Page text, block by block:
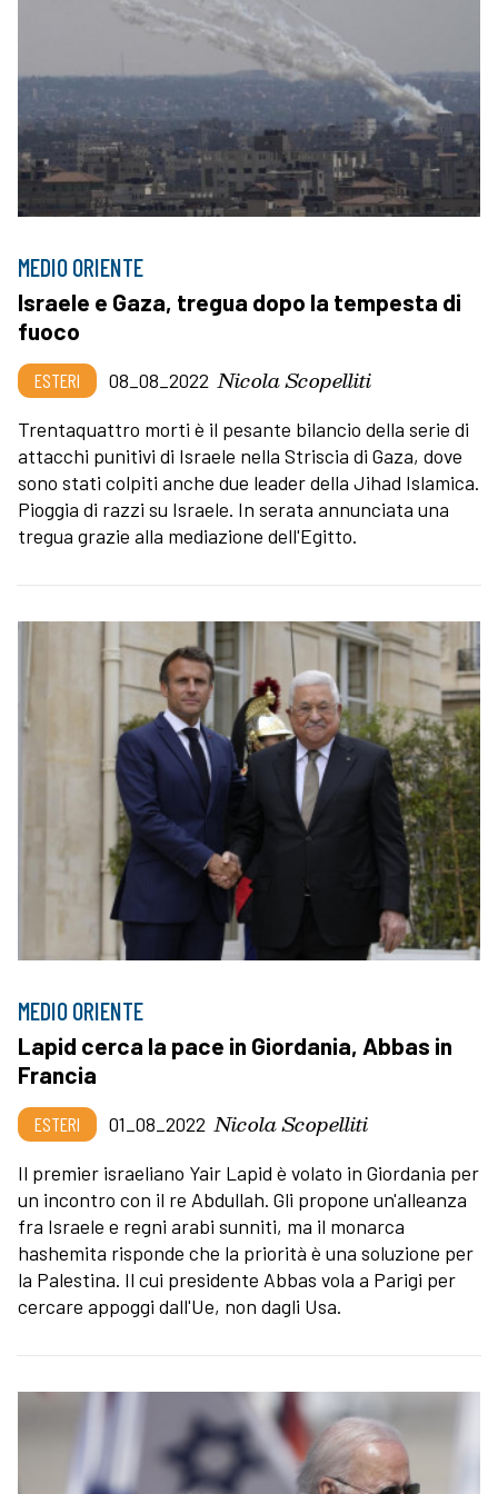
MEDIO ORIENTE
Israele e Gaza, tregua dopo la tempesta di
fuoco
ESTERI 08_08_2022 Nicola Scopelliti
Trentaquattro morti è il pesante bilancio della serie di
attacchi punitivi di Israele nella Striscia di Gaza, dove
sono stati colpiti anche due leader della Jihad Islamica.
Pioggia di razzi su Israele. In serata annunciata una
tregua grazie alla mediazione dell'Egitto.
MEDIO ORIENTE
Lapid cerca la pace in Giordania, Abbas in
Francia
ESTERI 01_08_2022 Nicola Scopelliti
Il premier israeliano Yair Lapid è volato in Giordania per
un incontro con il re Abdullah. Gli propone un'alleanza
fra Israele e regni arabi sunniti, ma il monarca
hashemita risponde che la priorità è una soluzione per
la Palestina. Il cui presidente Abbas vola a Parigi per
cercare appoggi dall'Ue, non dagli Usa.